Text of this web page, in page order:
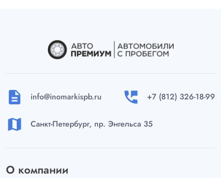
description info@inomarkispb.ru perm_phone_msg +7 (812) 326-18-99
map Санкт-Петербург, пр. Энгельса 35
О компании